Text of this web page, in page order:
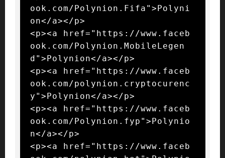
ook.com/Polynion.Fifa">Polyni
on</a></p>
<p><a href="https://www.faceb
ook.com/Polynion.MobileLegen
d">Polynion</a></p>
<p><a href="https://www.faceb
ook.com/polynion.cryptocurenc
y">Polynion</a></p>
<p><a href="https://www.faceb
ook.com/Polynion.fyp">Polynio
n</a></p>
<p><a href="https://www.faceb